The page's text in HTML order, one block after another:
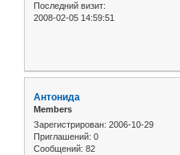
Последний визит:
2008-02-05 14:59:51
Антонида
Members
Зарегистрирован: 2006-10-29
Приглашений: 0
Сообщений: 82